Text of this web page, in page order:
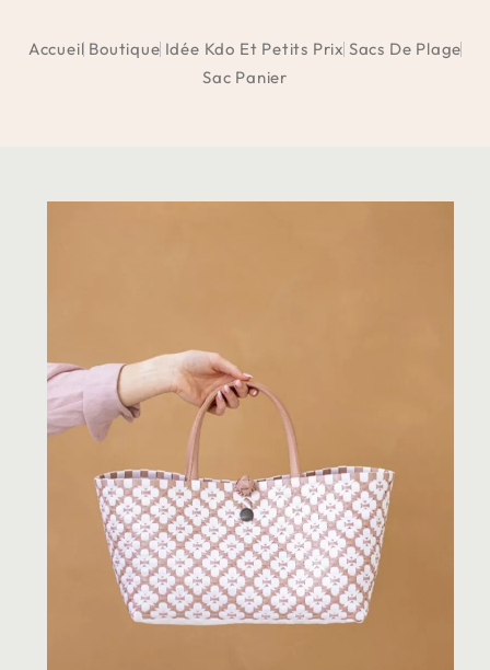
Accueil Boutique Idée Kdo Et Petits Prix Sacs De Plage
Sac Panier